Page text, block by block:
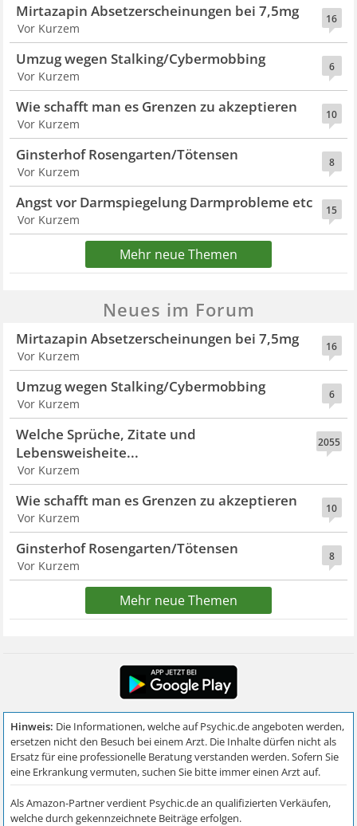
16
Mirtazapin Absetzerscheinungen bei 7,5mg
Vor Kurzem
6
Umzug wegen Stalking/Cybermobbing
Vor Kurzem
10
Wie schafft man es Grenzen zu akzeptieren
Vor Kurzem
8
Ginsterhof Rosengarten/Tötensen
Vor Kurzem
15
Angst vor Darmspiegelung Darmprobleme etc
Vor Kurzem
Mehr neue Themen
Neues im Forum
16
Mirtazapin Absetzerscheinungen bei 7,5mg
Vor Kurzem
6
Umzug wegen Stalking/Cybermobbing
Vor Kurzem
2055
Welche Sprüche, Zitate und
Lebensweisheite...
Vor Kurzem
10
Wie schafft man es Grenzen zu akzeptieren
Vor Kurzem
8
Ginsterhof Rosengarten/Tötensen
Vor Kurzem
Mehr neue Themen